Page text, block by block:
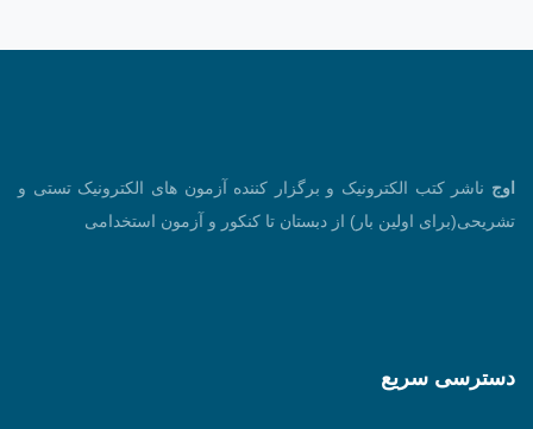
اوج ناشر کتب الکترونیک و برگزار کننده آزمون های الکترونیک تستی و
تشریحی(برای اولین بار) از دبستان تا کنکور و آزمون استخدامی
دسترسی سریع